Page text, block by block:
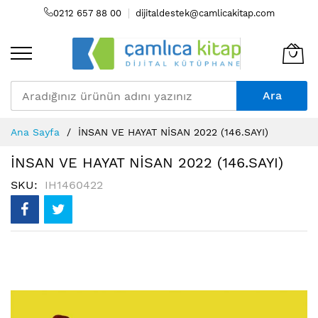
0212 657 88 00 dijitaldestek@camlicakitap.com
Ara
to
Content
Ana Sayfa İNSAN VE HAYAT NİSAN 2022 (146.SAYI)
İNSAN VE HAYAT NİSAN 2022 (146.SAYI)
SKU IH1460422